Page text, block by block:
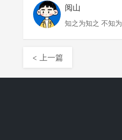
阅山
知之为知之 不知
< 上一篇